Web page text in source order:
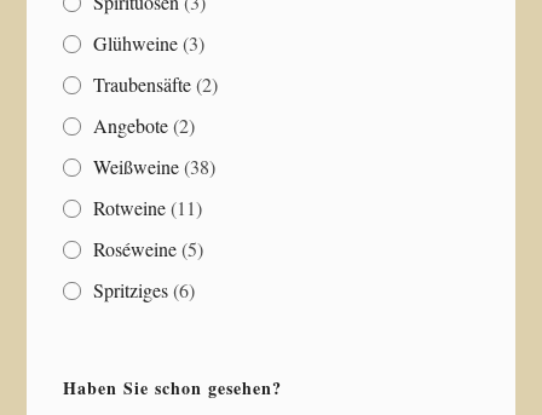
Glühweine (3)
Traubensäfte (2)
Angebote (2)
Weißweine (38)
Rotweine (11)
Roséweine (5)
Spritziges (6)
Haben Sie schon gesehen?